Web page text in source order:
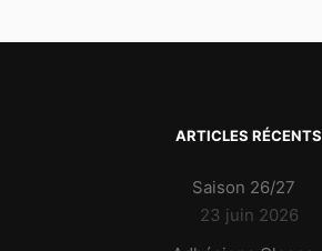
ARTICLES RÉCENTS
Saison 26/27
23 juin 2026